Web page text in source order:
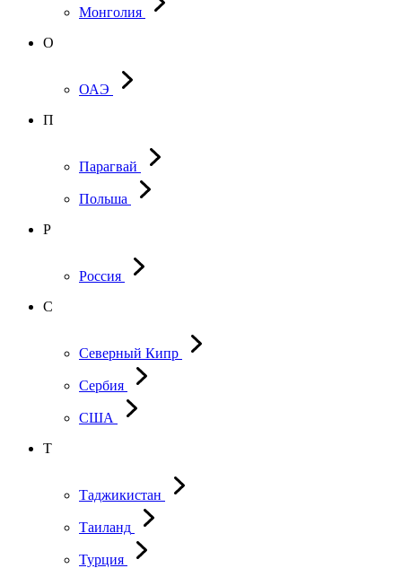
Монголия
О
ОАЭ
П
Парагвай
Польша
Р
Россия
С
Северный Кипр
Сербия
США
Т
Таджикистан
Таиланд
Турция